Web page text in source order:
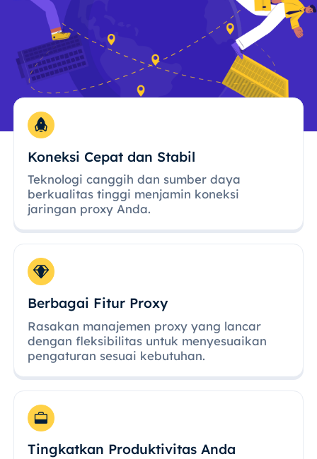
Koneksi Cepat dan Stabil
Teknologi canggih dan sumber daya
berkualitas tinggi menjamin koneksi
jaringan proxy Anda.
Berbagai Fitur Proxy
Rasakan manajemen proxy yang lancar
dengan fleksibilitas untuk menyesuaikan
pengaturan sesuai kebutuhan.
Tingkatkan Produktivitas Anda